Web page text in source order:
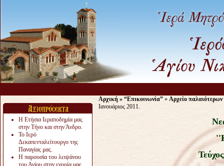
Η Ετήσια Ιεραποδημία μας
στην Τήνο και στην Άνδρο.
Το Ιερό
Δεκαπενταλείτουργο της
Παναγίας μας.
Η παρουσία του λειψάνου
του Αγίου στην ενορία μας
Αρχική » “Επικοινωνία” » Αρχείο παλαιότερων
Ιανουάριος 2011.